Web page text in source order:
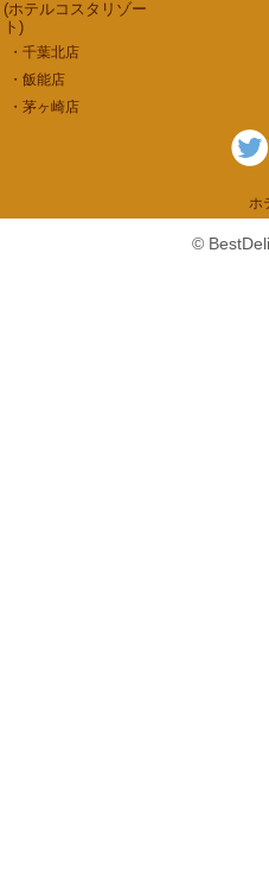
(ホテルコスタリゾー
ト)
・千葉北店
・飯能店
・茅ヶ崎店
ホ
©